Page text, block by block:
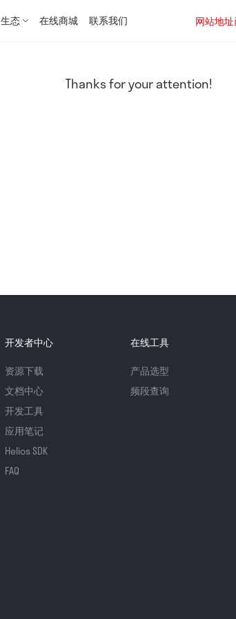
生态 在线商城 联系我们
网站地
Thanks for your attention!
开发者中心
资源下载
文档中心
开发工具
应用笔记
Helios SDK
FAQ
在线工具
产品选型
频段查询